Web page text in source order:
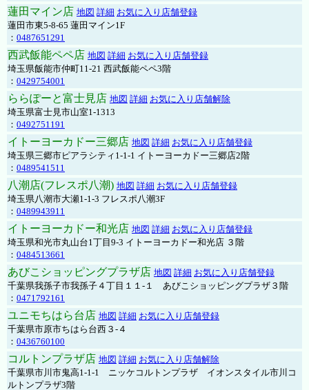
蓮田マイン店 地図 詳細 お気に入り店舗登録
蓮田市東5-8-65 蓮田マイン1F
： 0487651291
西武飯能ペペ店 地図 詳細 お気に入り店舗登録
埼玉県飯能市仲町11-21 西武飯能ペペ3階
： 0429754001
ららぽーと富士見店 地図 詳細 お気に入り店舗解除
埼玉県富士見市山室1-1313
： 0492751191
イトーヨーカドー三郷店 地図 詳細 お気に入り店舗登録
埼玉県三郷市ピアラシティ1-1-1 イトーヨーカドー三郷店2階
： 0489541511
八潮店(フレスポ八潮) 地図 詳細 お気に入り店舗登録
埼玉県八潮市大瀬1-1-3 フレスポ八潮3F
： 0489943911
イトーヨーカドー和光店 地図 詳細 お気に入り店舗登録
埼玉県和光市丸山台1丁目9-3 イトーヨーカドー和光店 ３階
： 0484513661
あびこショッピングプラザ店 地図 詳細 お気に入り店舗登録
千葉県我孫子市我孫子４丁目１１-１ あびこショッピングプラザ３階
： 0471792161
ユニモちはら台店 地図 詳細 お気に入り店舗登録
千葉県市原市ちはら台西３-４
： 0436760100
コルトンプラザ店 地図 詳細 お気に入り店舗解除
千葉県市川市鬼高1-1-1 ニッケコルトンプラザ イオンスタイル市川コ
ルトンプラザ3階